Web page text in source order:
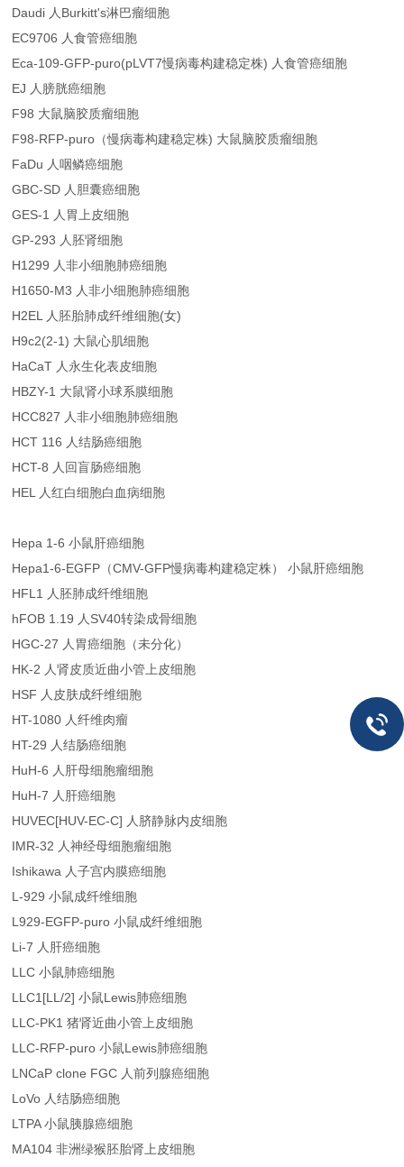
Daudi 人Burkitt's淋巴瘤细胞
EC9706 人食管癌细胞
Eca-109-GFP-puro(pLVT7慢病毒构建稳定株) 人食管癌细胞
EJ 人膀胱癌细胞
F98 大鼠脑胶质瘤细胞
F98-RFP-puro（慢病毒构建稳定株) 大鼠脑胶质瘤细胞
FaDu 人咽鳞癌细胞
GBC-SD 人胆囊癌细胞
GES-1 人胃上皮细胞
GP-293 人胚肾细胞
H1299 人非小细胞肺癌细胞
H1650-M3 人非小细胞肺癌细胞
H2EL 人胚胎肺成纤维细胞(女)
H9c2(2-1) 大鼠心肌细胞
HaCaT 人永生化表皮细胞
HBZY-1 大鼠肾小球系膜细胞
HCC827 人非小细胞肺癌细胞
HCT 116 人结肠癌细胞
HCT-8 人回盲肠癌细胞
HEL 人红白细胞白血病细胞
Hepa 1-6 小鼠肝癌细胞
Hepa1-6-EGFP（CMV-GFP慢病毒构建稳定株） 小鼠肝癌细胞
HFL1 人胚肺成纤维细胞
hFOB 1.19 人SV40转染成骨细胞
HGC-27 人胃癌细胞（未分化）
HK-2 人肾皮质近曲小管上皮细胞
HSF 人皮肤成纤维细胞
HT-1080 人纤维肉瘤
HT-29 人结肠癌细胞
HuH-6 人肝母细胞瘤细胞
HuH-7 人肝癌细胞
HUVEC[HUV-EC-C] 人脐静脉内皮细胞
IMR-32 人神经母细胞瘤细胞
Ishikawa 人子宫内膜癌细胞
L-929 小鼠成纤维细胞
L929-EGFP-puro 小鼠成纤维细胞
Li-7 人肝癌细胞
LLC 小鼠肺癌细胞
LLC1[LL/2] 小鼠Lewis肺癌细胞
LLC-PK1 猪肾近曲小管上皮细胞
LLC-RFP-puro 小鼠Lewis肺癌细胞
LNCaP clone FGC 人前列腺癌细胞
LoVo 人结肠癌细胞
LTPA 小鼠胰腺癌细胞
MA104 非洲绿猴胚胎肾上皮细胞